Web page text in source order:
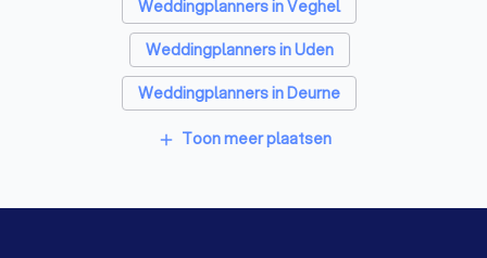
Weddingplanners in Veghel
Weddingplanners in Uden
Weddingplanners in Deurne
Weddingplanners in Nuenen
add Toon meer plaatsen